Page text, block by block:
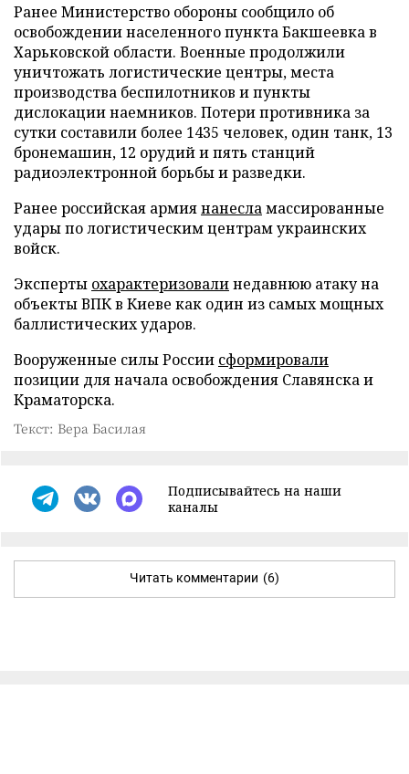
Ранее Министерство обороны сообщило об
освобождении населенного пункта Бакшеевка в
Харьковской области. Военные продолжили
уничтожать логистические центры, места
производства беспилотников и пункты
дислокации наемников. Потери противника за
сутки составили более 1435 человек, один танк, 13
бронемашин, 12 орудий и пять станций
радиоэлектронной борьбы и разведки.
Ранее российская армиянанесламассированные
удары по логистическим центрам украинских
войск.
Эксперты охарактеризовалинедавнюю атаку на
объекты ВПК в Киеве как один из самых мощных
баллистических ударов.
Вооруженные силы России сформировали
позиции для начала освобождения Славянска и
Краматорска.
Текст: Вера Басилая
Подписывайтесь на наши
каналы
Читать комментарии (6)